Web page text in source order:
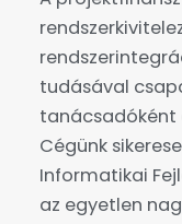
tudásával
tanácsadóként
Cégünk
Informatikai
az egyetlen